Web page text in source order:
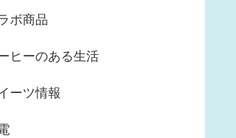
ボ商品
ヒーのある生活
ーツ情報